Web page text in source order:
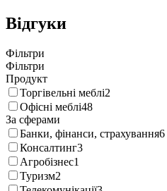
Відгуки
Фільтри
Фільтри
Продукт
Торгівельні меблі2
Офісні меблі48
За сферами
Банки, фінанси, страхування6
Консалтинг3
Агробізнес1
Туризм2